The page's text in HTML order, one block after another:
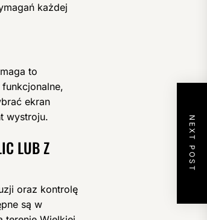
każdej
to
ekran
wystroju.
LUB Z
oraz kontrolę
są w
NEXT POST